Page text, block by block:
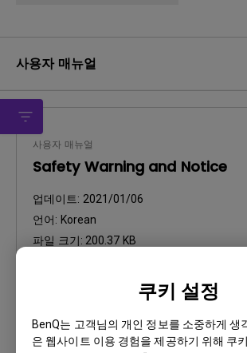
쿠키 설정
BenQ는 고객님의 개인 정보를 소중하게 생
은 웹사이트 이용 경험을 제공하기 위해 쿠
사용자 매뉴얼
사용자 매뉴얼
Safety Warning and Notice
업데이트: 2021/01/06
언어: Korean
파일 크기: 200.37 KB